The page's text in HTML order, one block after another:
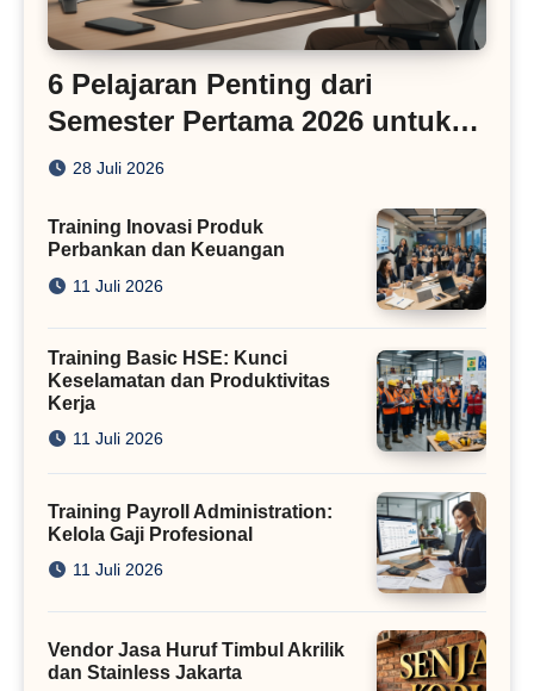
6 Pelajaran Penting dari
Semester Pertama 2026 untuk
Bisnis Digital
28 Juli 2026
Training Inovasi Produk
Perbankan dan Keuangan
11 Juli 2026
Training Basic HSE: Kunci
Keselamatan dan Produktivitas
Kerja
11 Juli 2026
Training Payroll Administration:
Kelola Gaji Profesional
11 Juli 2026
Vendor Jasa Huruf Timbul Akrilik
dan Stainless Jakarta